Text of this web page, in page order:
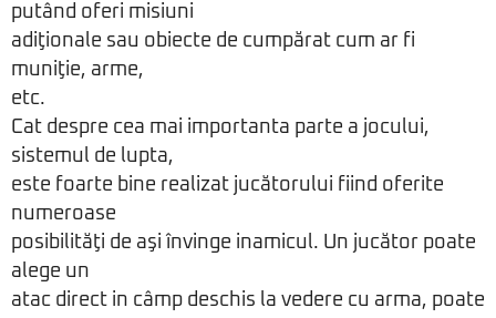
putând oferi misiuni
adiţionale sau obiecte de cumpărat cum ar fi
muniţie, arme,
etc.
Cat despre cea mai importanta parte a jocului,
sistemul de lupta,
este foarte bine realizat jucătorului fiind oferite
numeroase
posibilităţi de aşi învinge inamicul. Un jucător poate
alege un
atac direct in câmp deschis la vedere cu arma, poate